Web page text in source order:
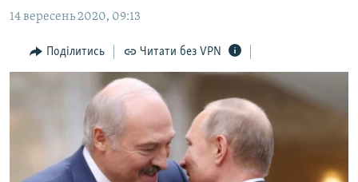
основної
навігації
Перейти
до
БЛОГИ
ПОГЛЯД
ВСЕ ЗА ДЕНЬ
СПЕЦПРОЕКТИ
ДЕПОРТАЦІЯ
ЯК ОБІЙТИ БЛОКУВАННЯ
14 вересень 2020, 09:13
Поділитись Читати без VPN